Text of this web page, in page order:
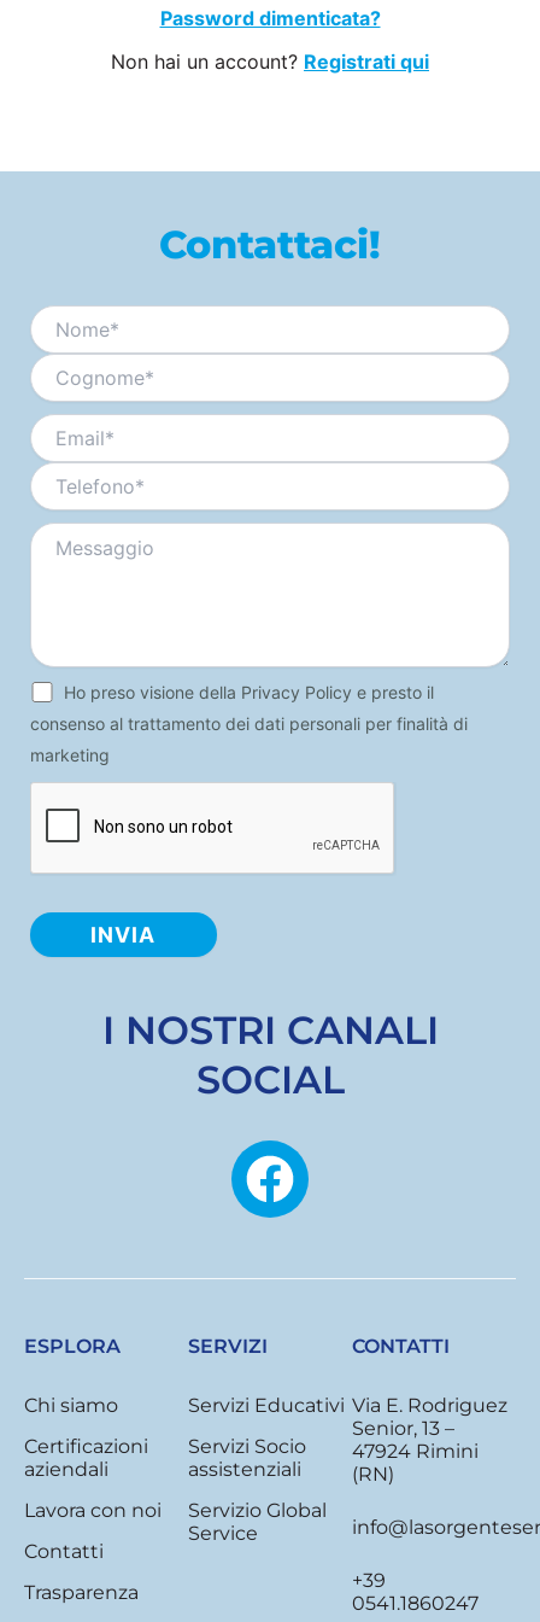
Password dimenticata?
Non hai un account? Registrati qui
Contattaci!
Ho preso visione della Privacy Policy e presto il
consenso al trattamento dei dati personali per finalità di
marketing
I NOSTRI CANALI
SOCIAL
F
a
o
o
k
ESPLORA
Chi siamo
Certificazioni
aziendali
Lavora con noi
Contatti
Trasparenza
SERVIZI
Servizi Educativi
Servizi Socio
assistenziali
Servizio Global
Service
CONTATTI
Via E. Rodriguez
Senior, 13 –
47924 Rimini
(RN)
+39
0541.1860247